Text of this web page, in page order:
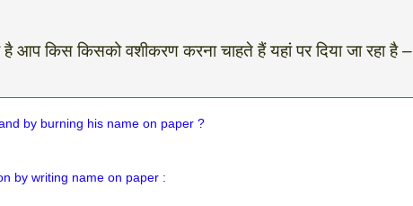
किस किसको वशीकरण करना चाहते हैं यहां पर दिया जा रहा है –
by burning his name on paper ?
by writing name on paper :